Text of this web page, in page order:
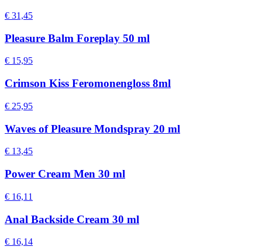
€ 31,45
Pleasure Balm Foreplay 50 ml
€ 15,95
Crimson Kiss Feromonengloss 8ml
€ 25,95
Waves of Pleasure Mondspray 20 ml
€ 13,45
Power Cream Men 30 ml
€ 16,11
Anal Backside Cream 30 ml
€ 16,14